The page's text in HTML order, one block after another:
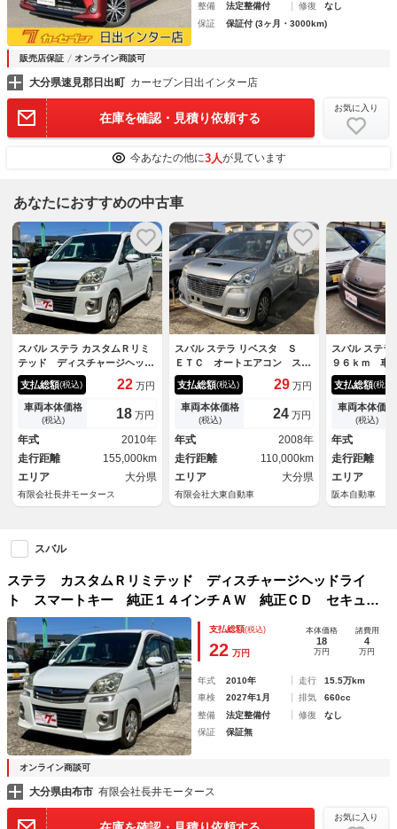
整備
法定整備付 修復
なし
保証
保証付 (3ヶ月・3000km)
販売店保証 オンライン商談可
大分県速見郡日出町 カーセブン日出インター店
在庫を確認・見積り依頼する
お気に入り
今あなたの他に3人が見ています
あなたにおすすめの中古車
スバル ステラ カスタムＲリミ
テッド ディスチャージヘッド
ライト スマートキー 純正１
４インチＡＷ 純正ＣＤ セキ
ュリティアラーム プライバシ
ーガラス ウインカーミラー
タコメーター ＥＴＣ Ｗエア
バッグ ＡＢＳ
支払総額(税込) 22 万円
車両本体価格
(税込) 18 万円
年式
2010年
走行距離
155,000km
エリア
大分県
有限会社長井モータース
スバル ステラ リベスタ Ｓ
ＥＴＣ オートエアコン スマ
ートキー アルミホイール
ミラーウィンカー
支払総額(税込) 29 万円
車両本体価格
(税込) 24 万円
年式
2008年
走行距離
110,000km
エリア
大分県
有限会社大東自動車
スバル ステ
９６ｋｍ 車
デジＴＶ Ｄ
スエントリー
ラー オート
リングストッ
支払総額(税込)
車両本体価格
(税込)
年式
走行距離
エリア
阪本自動車
スバル
ステラ カスタムＲリミテッド ディスチャージヘッドライ
ト スマートキー 純正１４インチＡＷ 純正ＣＤ セキュリ
ティアラーム プライバシーガラス ウインカーミラー タコ
メーター ＥＴＣ Ｗエアバッグ ＡＢＳ
支払総額(税込)
22 万円
本体価格
18
万円
諸費用
4
万円
年式 2010年 走行
15.5万km
車検
2027年1月 排気
660cc
整備
法定整備付 修復
なし
保証
保証無
オンライン商談可
大分県由布市 有限会社長井モータース
お気に入り